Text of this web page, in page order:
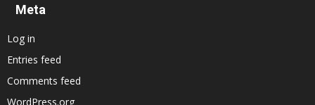
Meta
Log in
Entries feed
Comments feed
WordPress.org